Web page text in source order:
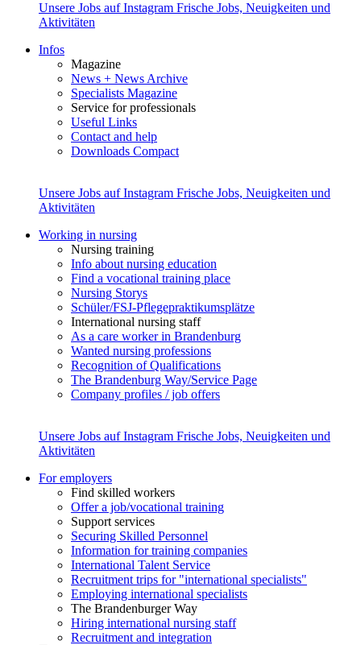
Unsere Jobs auf Instagram Frische Jobs, Neuigkeiten und
Aktivitäten
Infos
Magazine
News + News Archive
Specialists Magazine
Service for professionals
Useful Links
Contact and help
Downloads Compact
Unsere Jobs auf Instagram Frische Jobs, Neuigkeiten und
Aktivitäten
Working in nursing
Nursing training
Info about nursing education
Find a vocational training place
Nursing Storys
Schüler/FSJ-Pflegepraktikumsplätze
International nursing staff
As a care worker in Brandenburg
Wanted nursing professions
Recognition of Qualifications
The Brandenburg Way/Service Page
Company profiles / job offers
Unsere Jobs auf Instagram Frische Jobs, Neuigkeiten und
Aktivitäten
For employers
Find skilled workers
Offer a job/vocational training
Support services
Securing Skilled Personnel
Information for training companies
International Talent Service
Recruitment trips for "international specialists"
Employing international specialists
The Brandenburger Way
Hiring international nursing staff
Recruitment and integration